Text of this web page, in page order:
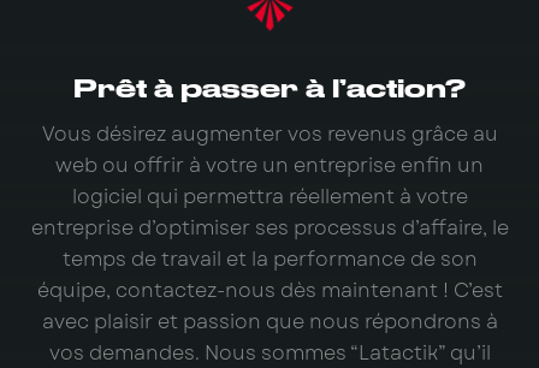
Prêt à passer à l’action?
Vous désirez augmenter vos revenus grâce au
web ou offrir à votre un entreprise enfin un
logiciel qui permettra réellement à votre
entreprise d’optimiser ses processus d’affaire, le
temps de travail et la performance de son
équipe, contactez-nous dès maintenant ! C’est
avec plaisir et passion que nous répondrons à
vos demandes. Nous sommes “Latactik” qu’il